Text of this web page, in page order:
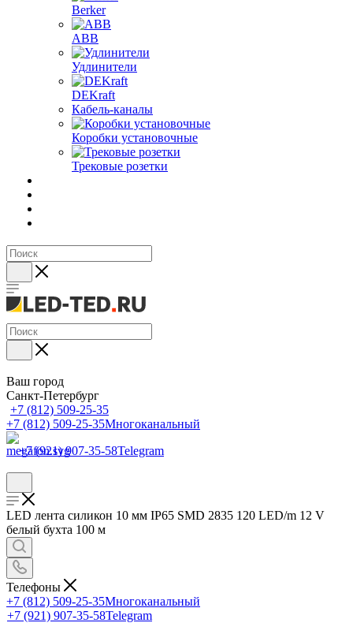
Berker
ABB
Удлинители
DEKraft
Кабель-каналы
Коробки установочные
Трековые розетки
Ваш город
Санкт-Петербург
+7 (812) 509-25-35
+7 (812) 509-25-35Многоканальный
+7 (921) 907-35-58Telegram
LED лента силикон 10 мм IP65 SMD 2835 120 LED/m 12 V
белый бухта 100 м
Телефоны
+7 (812) 509-25-35Многоканальный
+7 (921) 907-35-58Telegram